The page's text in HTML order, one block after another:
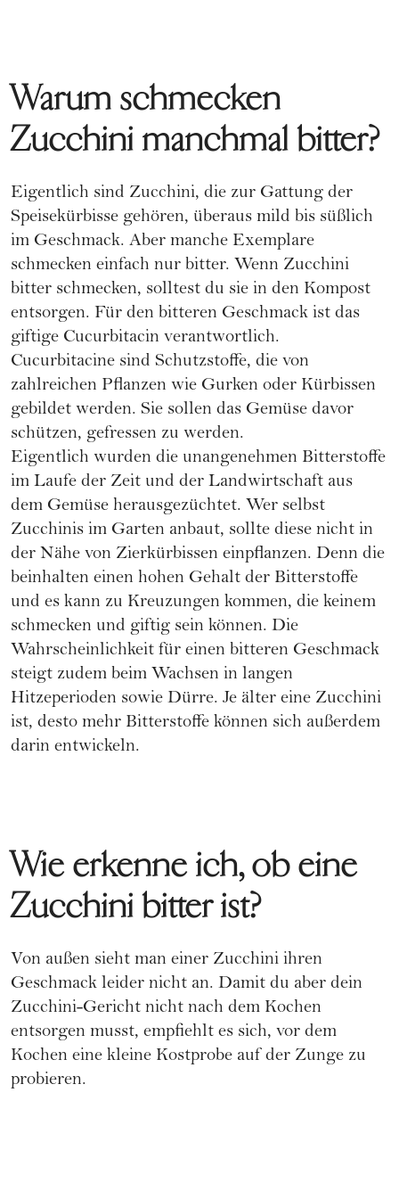
Warum schmecken
Zucchini manchmal bitter?
Eigentlich sind Zucchini, die zur Gattung der
Speisekürbisse gehören, überaus mild bis süßlich
im Geschmack. Aber manche Exemplare
schmecken einfach nur bitter. Wenn Zucchini
bitter schmecken, solltest du sie in den Kompost
entsorgen. Für den bitteren Geschmack ist das
giftige Cucurbitacin verantwortlich.
Cucurbitacine sind Schutzstoffe, die von
zahlreichen Pflanzen wie Gurken oder Kürbissen
gebildet werden. Sie sollen das Gemüse davor
schützen, gefressen zu werden.
Eigentlich wurden die unangenehmen Bitterstoffe
im Laufe der Zeit und der Landwirtschaft aus
dem Gemüse herausgezüchtet. Wer selbst
Zucchinis im Garten anbaut, sollte diese nicht in
der Nähe von Zierkürbissen einpflanzen. Denn die
beinhalten einen hohen Gehalt der Bitterstoffe
und es kann zu Kreuzungen kommen, die keinem
schmecken und giftig sein können. Die
Wahrscheinlichkeit für einen bitteren Geschmack
steigt zudem beim Wachsen in langen
Hitzeperioden sowie Dürre. Je älter eine Zucchini
ist, desto mehr Bitterstoffe können sich außerdem
darin entwickeln.
Wie erkenne ich, ob eine
Zucchini bitter ist?
Von außen sieht man einer Zucchini ihren
Geschmack leider nicht an. Damit du aber dein
Zucchini-Gericht nicht nach dem Kochen
entsorgen musst, empfiehlt es sich, vor dem
Kochen eine kleine Kostprobe auf der Zunge zu
probieren.